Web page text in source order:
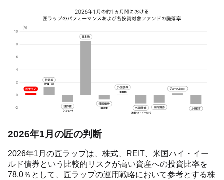
2026年1月の匠の判断
2026年1月の匠ラップは、株式、REIT、米国ハイ・イー
ルド債券という比較的リスクが高い資産への投資比率を
78.0％として、匠ラップの運用戦略において参考とする株